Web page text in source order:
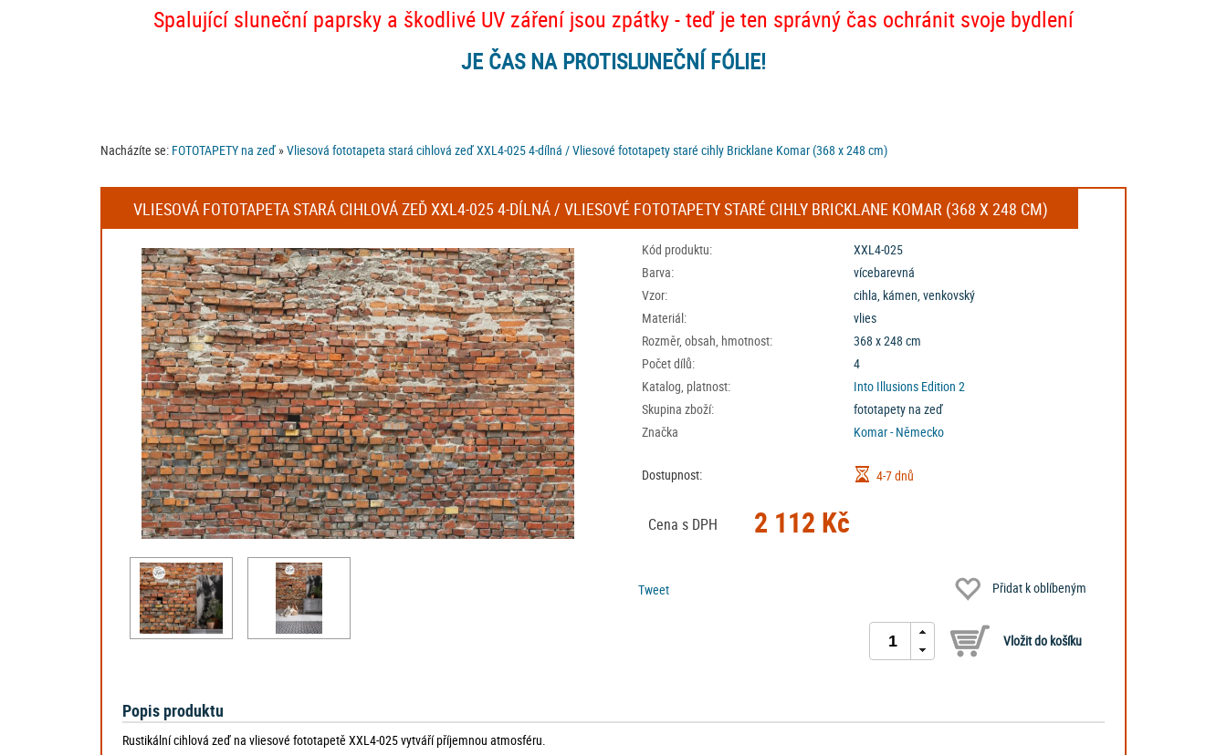
Spalující sluneční paprsky a škodlivé UV záření jsou zpátky - teď je ten správný čas ochránit svoje bydlení
JE ČAS NA PROTISLUNEČNÍ FÓLIE!
Nacházíte se: FOTOTAPETY na zeď »Vliesová fototapeta stará cihlová zeď XXL4-025 4-dílná / Vliesové fototapety staré cihly Bricklane Komar (368 x 248 cm)
VLIESOVÁ FOTOTAPETA STARÁ CIHLOVÁ ZEĎ XXL4-025 4-DÍLNÁ / VLIESOVÉ FOTOTAPETY STARÉ CIHLY BRICKLANE KOMAR (368 X 248 CM)
Kód produktu:
XXL4-025
Barva:
vícebarevná
Vzor:
cihla, kámen, venkovský
Materiál:
vlies
Rozměr, obsah, hmotnost:
368 x 248 cm
Počet dílů:
4
Katalog, platnost:
Into Illusions Edition 2
Skupina zboží:
fototapety na zeď
Značka
Komar - Německo
Dostupnost: 4-7 dnů
Cena s DPH 2 112 Kč
Tweet Přidat k oblíbeným
Popis produktu
Rustikální cihlová zeď na vliesové fototapetě XXL4-025 vytváří příjemnou atmosféru.